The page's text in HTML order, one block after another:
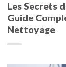
Les Secrets
Guide
Nettoyage